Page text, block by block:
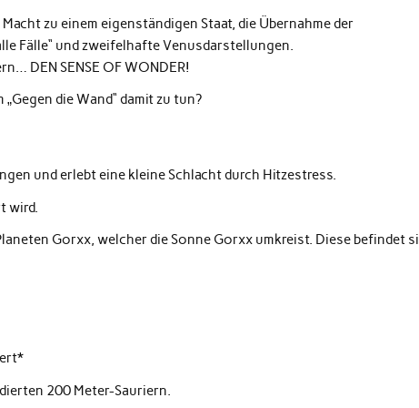
zu einem eigenständigen Staat, die Übernahme der
Fälle“ und zweifelhafte Venusdarstellungen.
DEN SENSE OF WONDER!
die Wand“ damit zu tun?
und erlebt eine kleine Schlacht durch Hitzestress.
wird.
Gorxx, welcher die Sonne Gorxx umkreist. Diese befindet
200 Meter-Sauriern.